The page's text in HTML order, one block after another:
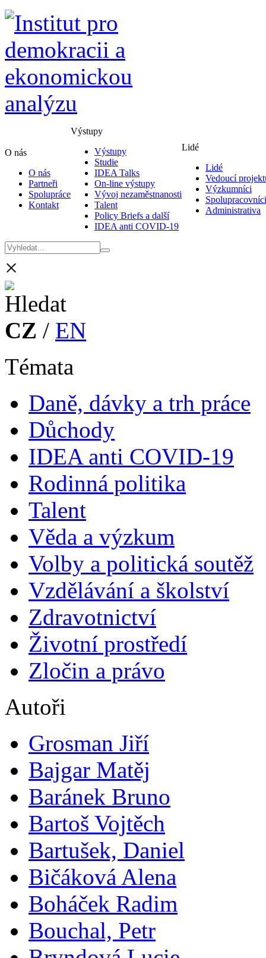
O nás
O nás
Partneři
Spolupráce
Kontakt
Výstupy
Výstupy
Studie
IDEA Talks
On-line výstupy
Vývoj nezaměstnanosti
Talent
Policy Briefs a další
IDEA anti COVID-19
Lidé
Lidé
Vedoucí
Výzkumníci
Spolupracovníci
Administrativa
×
CZ / EN
Témata
Daně, dávky a trh práce
Důchody
IDEA anti COVID-19
Rodinná politika
Talent
Věda a výzkum
Volby a politická soutěž
Vzdělávání a školství
Zdravotnictví
Životní prostředí
Zločin a právo
Autoři
Grosman Jiří
Bajgar Matěj
Baránek Bruno
Bartoš Vojtěch
Bartušek, Daniel
Bičáková Alena
Boháček Radim
Bouchal, Petr